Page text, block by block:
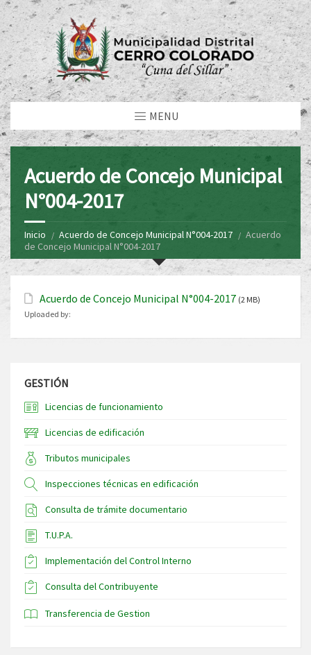
MENU
Acuerdo de Concejo Municipal
N°004-2017
Inicio Acuerdo de Concejo Municipal N°004-2017
Acuerdo
de Concejo Municipal N°004-2017
Acuerdo de Concejo Municipal N°004-2017 (2 MB)
Uploaded by:
GESTIÓN
Licencias de funcionamiento
Licencias de edificación
Tributos municipales
Inspecciones técnicas en edificación
Consulta de trámite documentario
T.U.P.A.
Implementación del Control Interno
Consulta del Contribuyente
Transferencia de Gestion